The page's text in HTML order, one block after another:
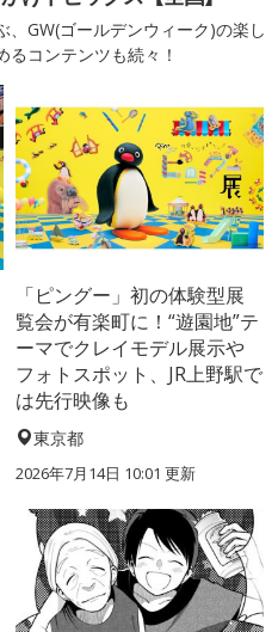
、GW(ゴールデンウィーク)の楽し
コンテンツも続々！
「ピングー」初の体験型展
覧会が有楽町に！“遊園地”テ
ーマでクレイモデル展示や
フォトスポット、JR上野駅で
は先行映像も
東京都
2026年7月14日 10:01 更新